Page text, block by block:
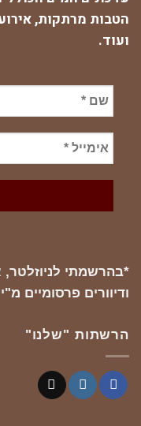
הטבות מרתקות,
ועוד.
*בהרשמתי לניוזלטר,
ודיוורים פרסומיים
הרשתות "שלנו"